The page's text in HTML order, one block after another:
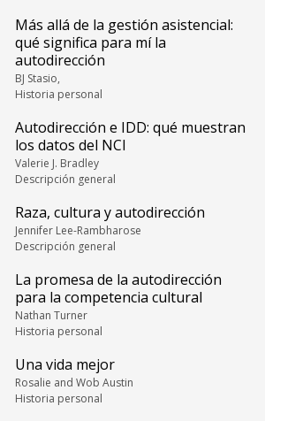
Más allá de la gestión asistencial:
qué significa para mí la
autodirección
BJ Stasio,
Historia personal
Autodirección e IDD: qué muestran
los datos del NCI
Valerie J. Bradley
Descripción general
Raza, cultura y autodirección
Jennifer Lee-Rambharose
Descripción general
La promesa de la autodirección
para la competencia cultural
Nathan Turner
Historia personal
Una vida mejor
Rosalie and Wob Austin
Historia personal